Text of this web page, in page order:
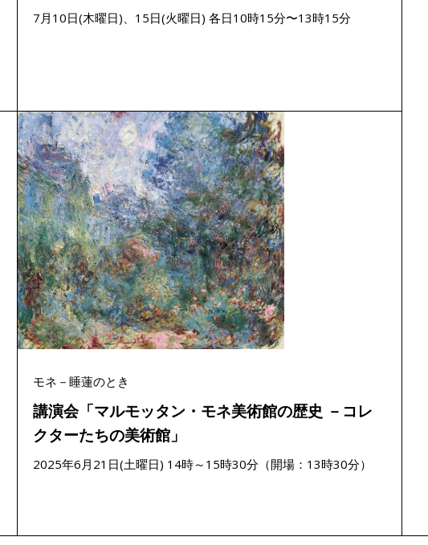
7月10日(木曜日)、15日(火曜日) 各日10時15分〜13時15分
モネ－睡蓮のとき
講演会「マルモッタン・モネ美術館の歴史 －コレ
クターたちの美術館」
2025年6月21日(土曜日) 14時～15時30分（開場：13時30分）